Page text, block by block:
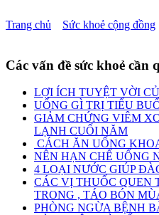
Trang chủ Sức khoẻ cộng đồng
Các vấn đề sức khoẻ cần
LỢI ÍCH TUYỆT VỜI
UỐNG GÌ TRỊ TIỂU
GIẢM CHỨNG VIÊM
LẠNH CUỐI NĂM
CÁCH ĂN UỐNG
NÊN HẠN CHẾ UỐNG
4 LOẠI NƯỚC GIÚP
CÁC VỊ THUỐC QUEN
TRONG , TÁO BÓN
PHÒNG NGỪA BỆNH